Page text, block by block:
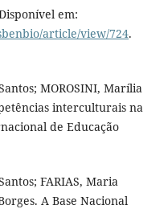
em:
article/view/724.
MOROSINI, Marília
interculturais na
de Educação
FARIAS, Maria
A Base Nacional